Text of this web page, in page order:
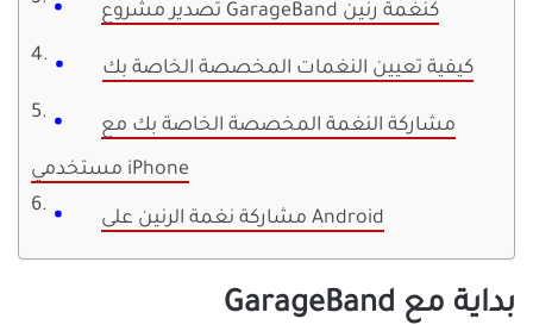
تصدير مشروع GarageBand كنغمة رنين
كيفية تعيين النغمات المخصصة الخاصة بك
مشاركة النغمة المخصصة الخاصة بك مع
مستخدمي iPhone
مشاركة نغمة الرنين على Android
بداية مع GarageBand